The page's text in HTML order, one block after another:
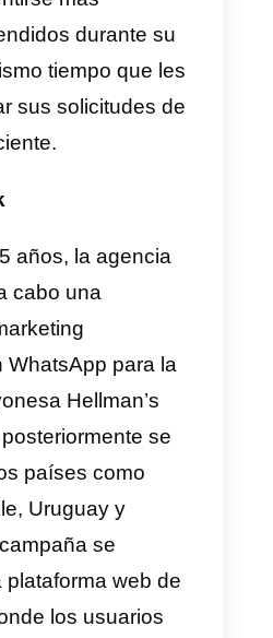
y otras redes
de campañas
en
campañas de
WhatsApp que
batalla y se han
han mejorado la
con los clientes y
de aumentar